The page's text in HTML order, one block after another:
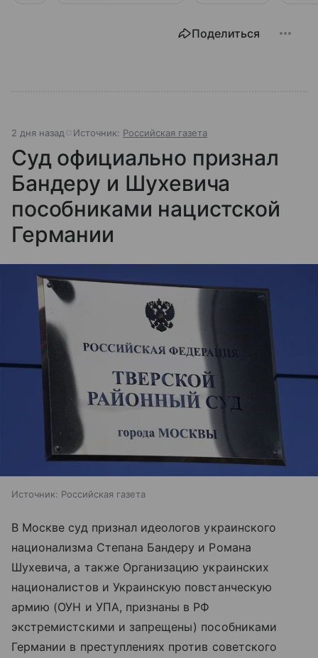
Поделиться
2 дня назад Источник: Российская газета
Суд официально признал
Бандеру и Шухевича
пособниками нацистской
Германии
Источник: Российская газета
В Москве суд признал идеологов украинского
национализма Степана Бандеру и Романа
Шухевича, а также Организацию украинских
националистов и Украинскую повстанческую
армию (ОУН и УПА, признаны в РФ
экстремистскими и запрещены) пособниками
Германии в преступлениях против советского